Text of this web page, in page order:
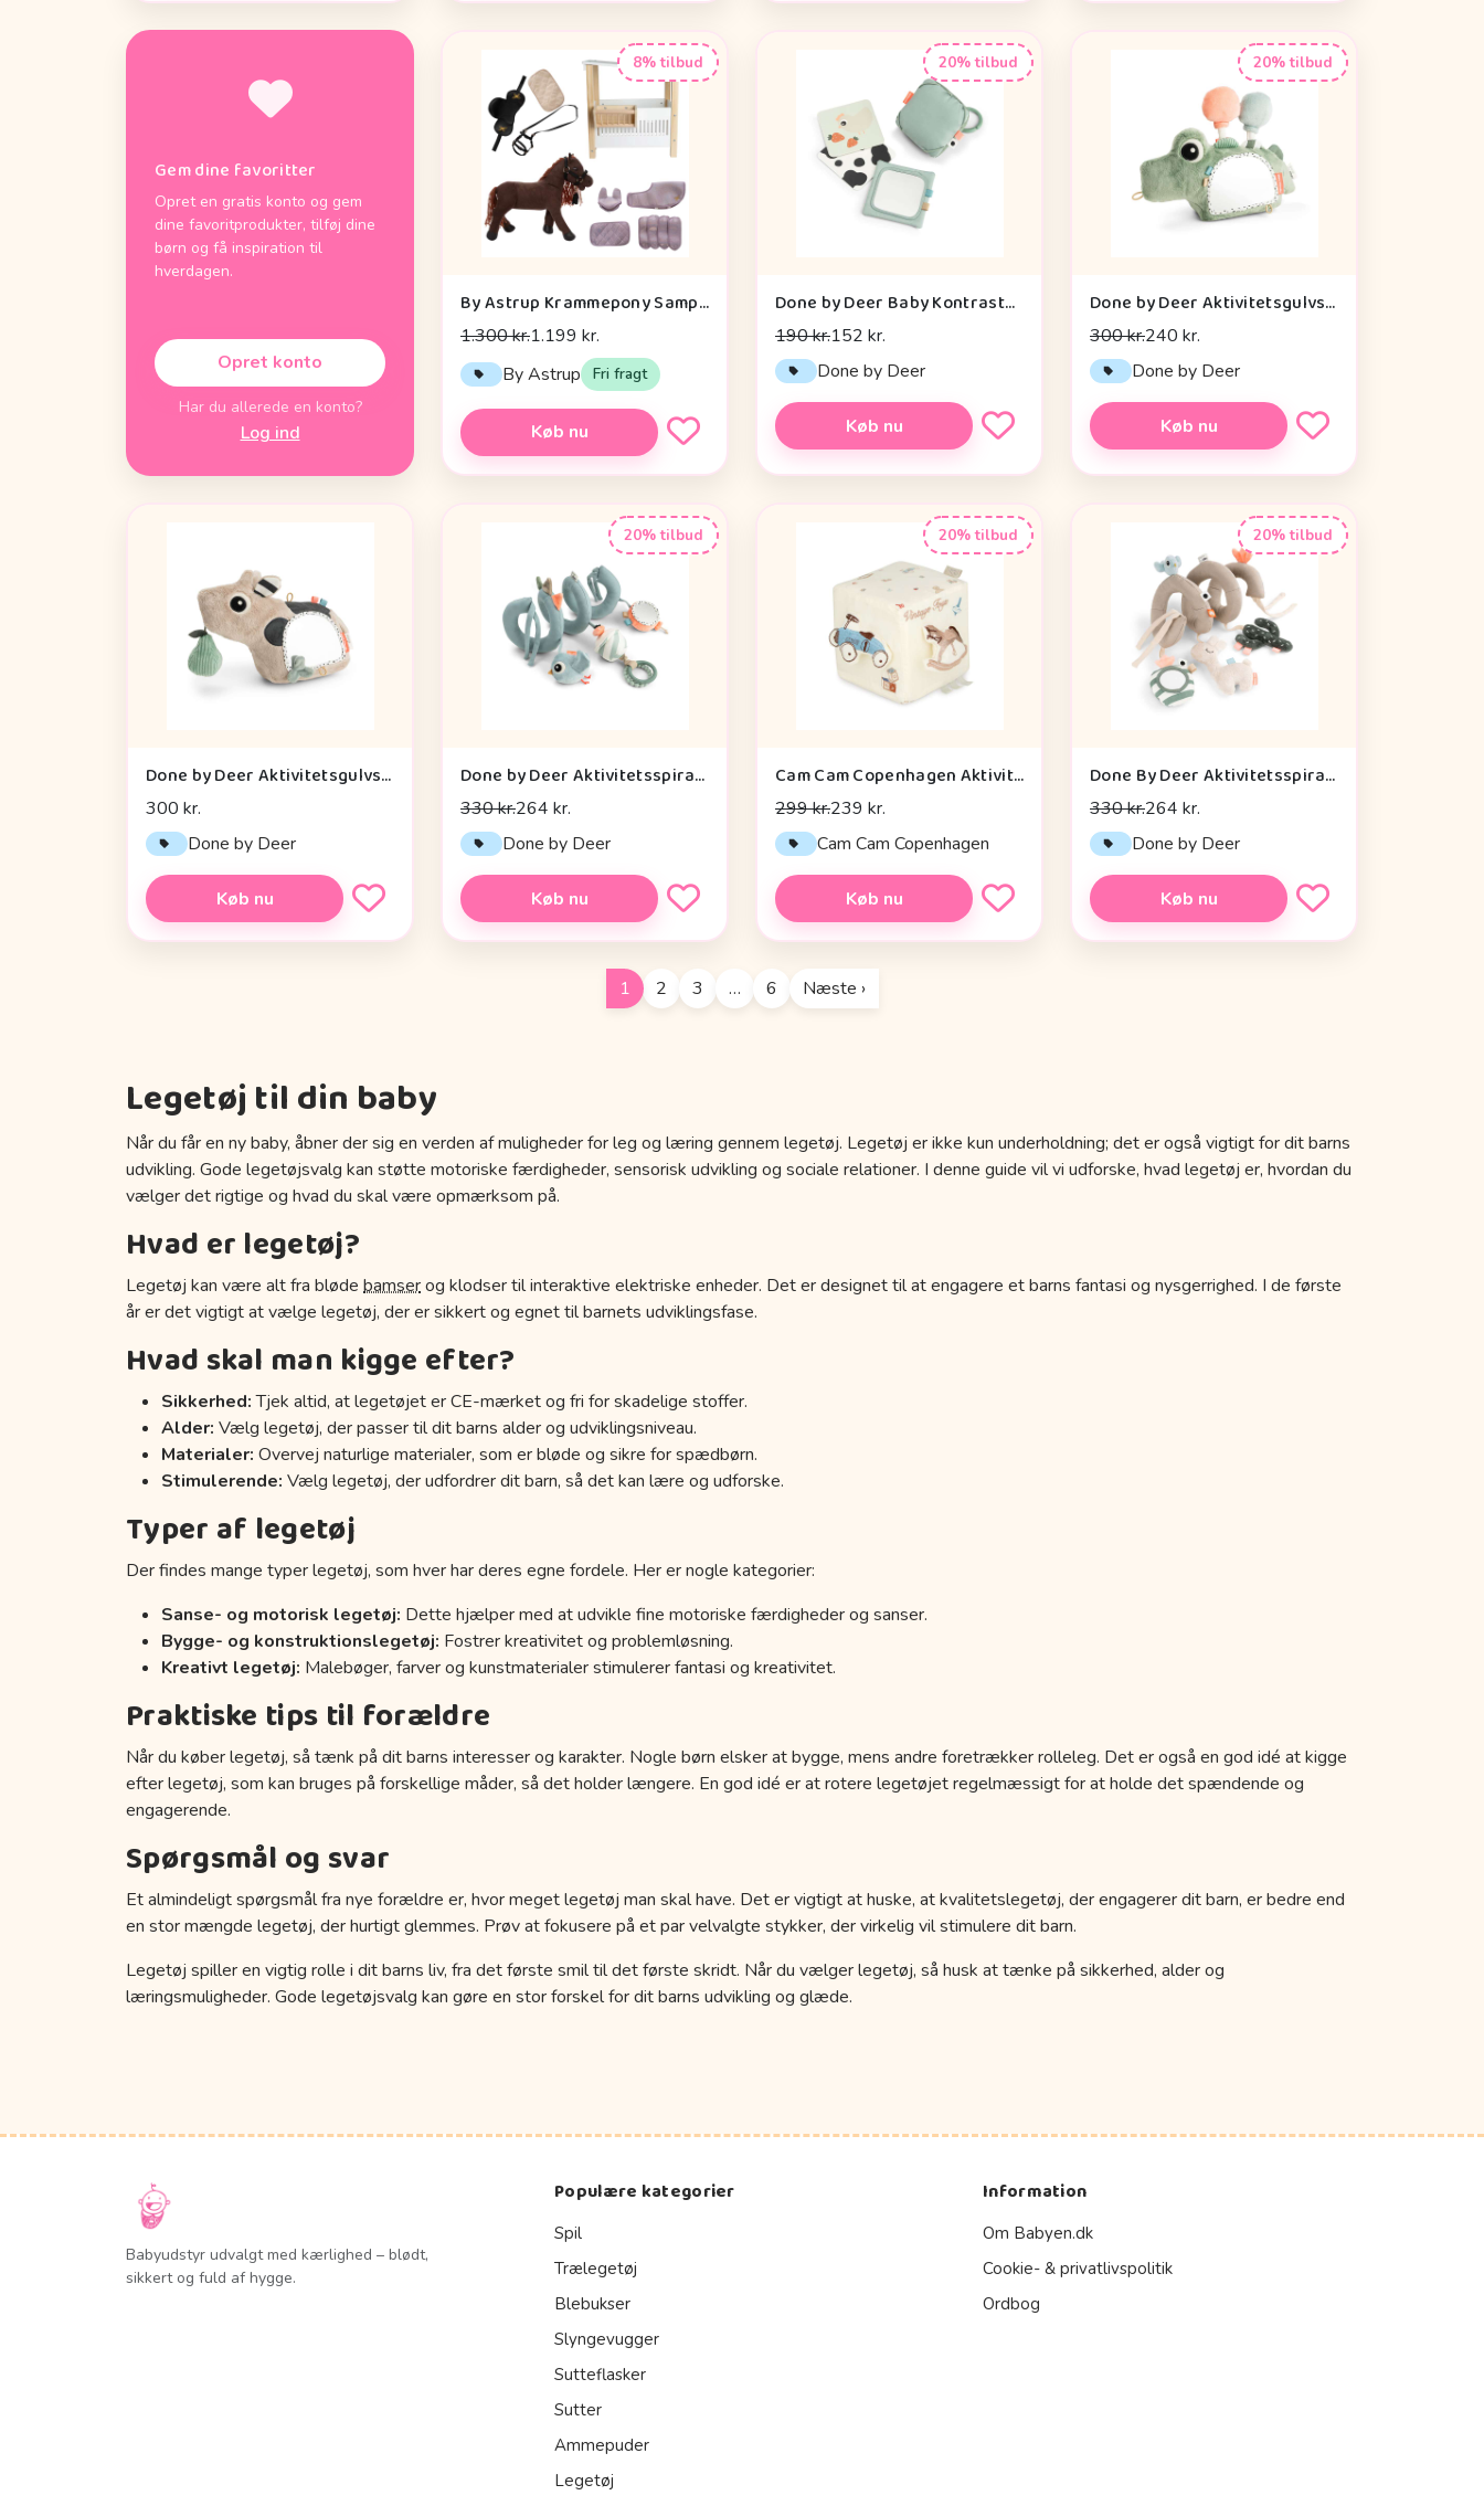
Gem dine favoritter
Opret en gratis konto og gem
dine favoritprodukter, tilføj dine
børn og få inspiration til
hverdagen.
Opret konto
Har du allerede en konto?
Log ind
8% tilbud
By Astrup Krammepony Sampak - Pixie - Bundle 2
1.300 kr.1.199 kr.
By Astrup Fri fragt
Køb nu
20% tilbud
Done by Deer Baby Kontrastkortholder - Tiny Farm - Grøn
190 kr.152 kr.
Done by Deer
Køb nu
20% tilbud
Done by Deer Aktivitetsgulvspejl - Croco - Grøn
300 kr.240 kr.
Done by Deer
Køb nu
Done by Deer Aktivitetsgulvspejl - Dotti - Sand
300 kr.
Done by Deer
Køb nu
20% tilbud
Done by Deer Aktivitetsspiral - Celebration - Blå
330 kr.264 kr.
Done by Deer
Køb nu
20% tilbud
Cam Cam Copenhagen Aktivitetsterning - OCS - Vintage Toys
299 kr.239 kr.
Cam Cam Copenhagen
Køb nu
20% tilbud
Done By Deer Aktivitetsspiral - Lalee Sand
330 kr.264 kr.
Done by Deer
Køb nu
1 2 3 … 6 Næste ›
Legetøj til din baby
Når du får en ny baby, åbner der sig en verden af muligheder for leg og læring gennem legetøj. Legetøj er ikke kun underholdning; det er også vigtigt for dit barns
udvikling. Gode legetøjsvalg kan støtte motoriske færdigheder, sensorisk udvikling og sociale relationer. I denne guide vil vi udforske, hvad legetøj er, hvordan du
vælger det rigtige og hvad du skal være opmærksom på.
Hvad er legetøj?
Legetøj kan være alt fra bløde bamserog klodser til interaktive elektriske enheder. Det er designet til at engagere et barns fantasi og nysgerrighed. I de første
år er det vigtigt at vælge legetøj, der er sikkert og egnet til barnets udviklingsfase.
Hvad skal man kigge efter?
Sikkerhed:Tjek altid, at legetøjet er CE-mærket og fri for skadelige stoffer.
Alder: Vælg legetøj, der passer til dit barns alder og udviklingsniveau.
Materialer: Overvej naturlige materialer, som er bløde og sikre for spædbørn.
Stimulerende: Vælg legetøj, der udfordrer dit barn, så det kan lære og udforske.
Typer af legetøj
Der findes mange typer legetøj, som hver har deres egne fordele. Her er nogle kategorier:
Sanse- og motorisk legetøj: Dette hjælper med at udvikle fine motoriske færdigheder og sanser.
Bygge- og konstruktionslegetøj: Fostrer kreativitet og problemløsning.
Kreativt legetøj: Malebøger, farver og kunstmaterialer stimulerer fantasi og kreativitet.
Praktiske tips til forældre
Når du køber legetøj, så tænk på dit barns interesser og karakter. Nogle børn elsker at bygge, mens andre foretrækker rolleleg. Det er også en god idé at kigge
efter legetøj, som kan bruges på forskellige måder, så det holder længere. En god idé er at rotere legetøjet regelmæssigt for at holde det spændende og
engagerende.
Spørgsmål og svar
Et almindeligt spørgsmål fra nye forældre er, hvor meget legetøj man skal have. Det er vigtigt at huske, at kvalitetslegetøj, der engagerer dit barn, er bedre end
en stor mængde legetøj, der hurtigt glemmes. Prøv at fokusere på et par velvalgte stykker, der virkelig vil stimulere dit barn.
Legetøj spiller en vigtig rolle i dit barns liv, fra det første smil til det første skridt. Når du vælger legetøj, så husk at tænke på sikkerhed, alder og
læringsmuligheder. Gode legetøjsvalg kan gøre en stor forskel for dit barns udvikling og glæde.
Babyudstyr udvalgt med kærlighed – blødt,
sikkert og fuld af hygge.
Populære kategorier
Spil
Trælegetøj
Blebukser
Slyngevugger
Sutteflasker
Sutter
Ammepuder
Legetøj
Information
Om Babyen.dk
Cookie- & privatlivspolitik
Ordbog